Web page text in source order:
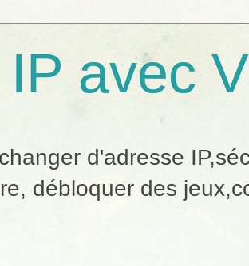
avec
d'adresse
débloquer des